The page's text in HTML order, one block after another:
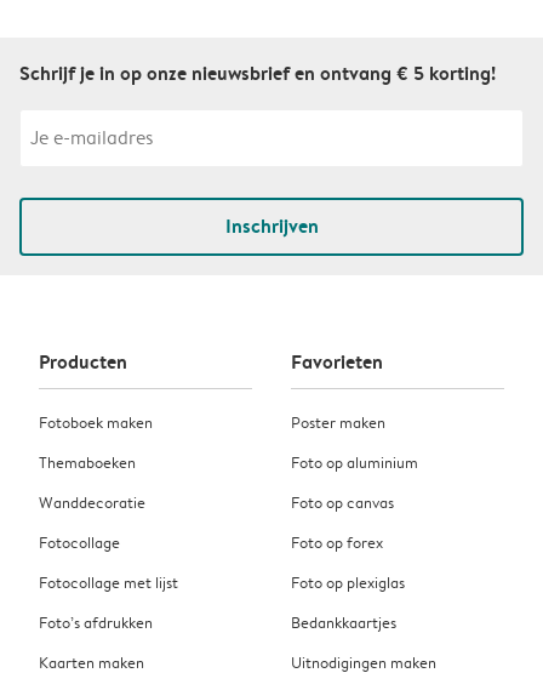
Schrijf je in op onze nieuwsbrief en ontvang € 5 korting!
Inschrijven
Producten
Fotoboek maken
Themaboeken
Wanddecoratie
Fotocollage
Fotocollage met lijst
Foto’s afdrukken
Kaarten maken
Favorieten
Poster maken
Foto op aluminium
Foto op canvas
Foto op forex
Foto op plexiglas
Bedankkaartjes
Uitnodigingen maken